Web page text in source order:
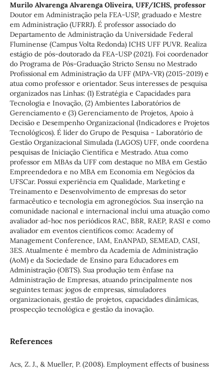
Murilo Alvarenga Alvarenga Oliveira, UFF/ICHS, professor
Doutor em Administração pela FEA-USP, graduado e Mestre
em Administração (UFRRJ). É professor associado do
Departamento de Administração da Universidade Federal
Fluminense (Campus Volta Redonda) ICHS UFF PUVR. Realiza
estágio de pós-doutorado da FEA-USP (2021). Foi coordenador
do Programa de Pós-Graduação Stricto Sensu no Mestrado
Profissional em Administração da UFF (MPA-VR) (2015-2019) e
atua como professor e orientador. Seus interesses de pesquisa
organizados nas Linhas: (1) Estratégia e Capacidades para
Tecnologia e Inovação, (2) Ambientes Laboratórios de
Gerenciamento e (3) Gerenciamento de Projetos, Apoio à
Decisão e Desempenho Organizacional (Indicadores e Projetos
Tecnológicos). É líder do Grupo de Pesquisa - Laboratório de
Gestão Organizacional Simulada (LAGOS) UFF, onde coordena
pesquisas de Iniciação Científica e Mestrado. Atua como
professor em MBAs da UFF com destaque no MBA em Gestão
Empreendedora e no MBA em Economia em Negócios da
UFSCar. Possui experiência em Qualidade, Marketing e
Treinamento e Desenvolvimento de empresas do setor
farmacêutico e tecnologia em agronegócios. Sua inserção na
comunidade nacional e internacional inclui uma atuação como
avaliador ad-hoc nos periódicos RAC, BBR, RAEP, RASI e como
avaliador em eventos científicos como: Academy of
Management Conference, IAM, EnANPAD, SEMEAD, CASI,
3ES. Atualmente é membro da Academia de Administração
(AoM) e da Sociedade de Ensino para Educadores em
Administração (OBTS). Sua produção tem ênfase na
Administração de Empresas, atuando principalmente nos
seguintes temas: jogos de empresas, simuladores
organizacionais, gestão de projetos, capacidades dinâmicas,
prospecção tecnológica e gestão da inovação.
References
Acs, Z. J., & Mueller, P. (2008). Employment effects of business